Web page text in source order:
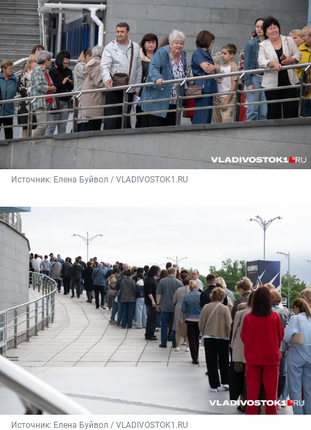
Источник: Елена Буйвол / VLADIVOSTOK1.RU
Источник: Елена Буйвол / VLADIVOSTOK1.RU